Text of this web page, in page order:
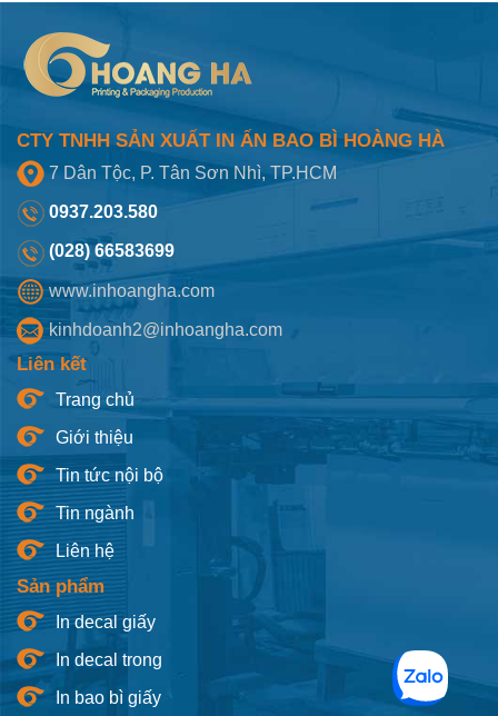
CTY TNHH SẢN XUẤT IN ẤN BAO BÌ HOÀNG HÀ
7 Dân Tộc, P. Tân Sơn Nhì, TP.HCM
0937.203.580
(028) 66583699
www.inhoangha.com
kinhdoanh2@inhoangha.com
Liên kết
Trang chủ
Giới thiệu
Tin tức nội bộ
Tin ngành
Liên hệ
Sản phẩm
In decal giấy
In decal trong
In bao bì giấy